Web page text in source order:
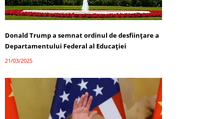
Donald Trump a semnat ordinul de desființare a
Departamentului Federal al Educației
21/03/2025